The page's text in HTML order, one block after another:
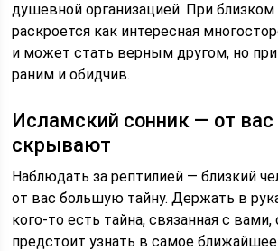
душевной организацией. При
раскроется как интересная
и может стать верным другом, но
раним и обидчив.
Исламский сонник — от вас
скрывают
Наблюдать за рептилией — близкий
от вас большую тайну. Держать в
кого-то есть тайна, связанная с
предстоит узнать в самое